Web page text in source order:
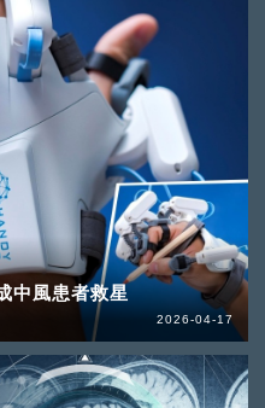
中風患者救星
2026-04-17